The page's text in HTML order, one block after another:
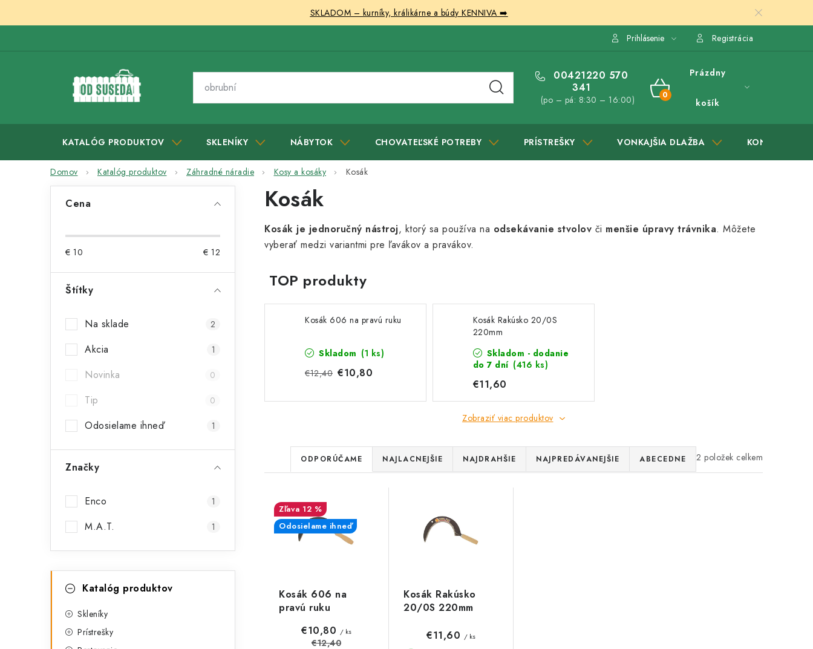
SKLADOM – kurníky, králikárne a búdy KENNIVA ➡️
Prihlásenie Registrácia
00421220 570
341
(po – pá: 8:30 – 16:00)
NÁKUPNÝ
Prázdny
košík
KATALÓG PRODUKTOV SKLENÍKY NÁBYTOK CHOVATEĽSKÉ POTREBY PRÍSTREŠKY VONKAJŠIA DLAŽBA KONTAKTY
Domov Katalóg produktov Záhradné náradie Kosy a kosáky Kosák
n
Cena
€ 10 € 12
Štítky
Na sklade 2
Akcia 1
Novinka 0
Tip 0
Odosielame ihneď 1
Značky
Enco 1
M.A.T. 1
kategórieKatalóg produktov
Skleníky
Prístrešky
Kosák
Kosák je jednoručný nástroj, ktorý sa používa na odsekávanie stvolov či menšie úpravy trávnika. Môžete
vyberať medzi variantmi pre ľavákov a pravákov.
Kosák 606 na pravú ruku
Skladom (1 ks)
€12,40 €10,80
Kosák Rakúsko 20/0S
220mm
Skladom - dodanie
do 7 dní (416 ks)
€11,60
Zobraziť viac produktov
2
R
a
d
e
n
e
p
ODPORÚČAME NAJLACNEJŠIE NAJDRAHŠIE NAJPREDÁVANEJŠIE ABECEDNE
V
Kosák 606 na
pravú ruku
12 %
Odosielame ihneď
€10,80 / ks
€12,40
Kosák Rakúsko
20/0S 220mm
€11,60 / ks